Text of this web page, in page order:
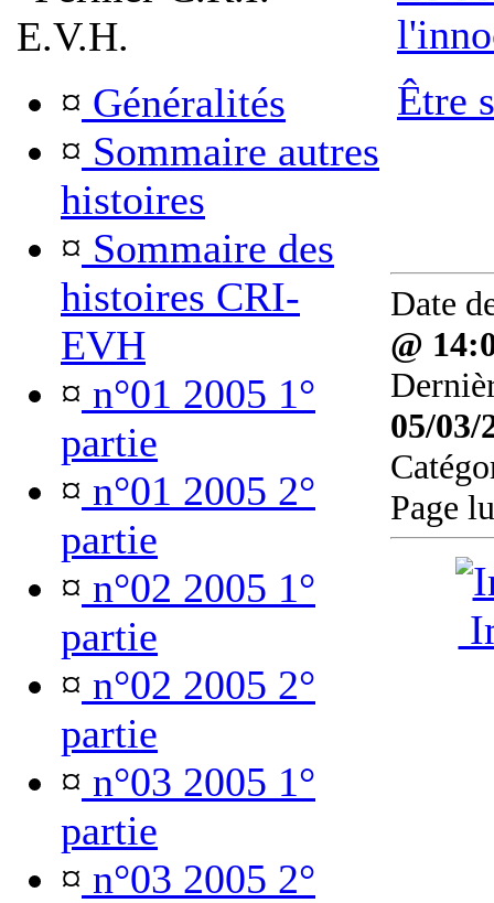
E.V.H.
¤ Généralités
¤ Sommaire autres
histoires
¤ Sommaire des
histoires CRI-
EVH
¤ n°01 2005 1°
partie
¤ n°01 2005 2°
partie
¤ n°02 2005 1°
partie
¤ n°02 2005 2°
partie
¤ n°03 2005 1°
partie
¤ n°03 2005 2°
Être
Date
@
05/03/
Page